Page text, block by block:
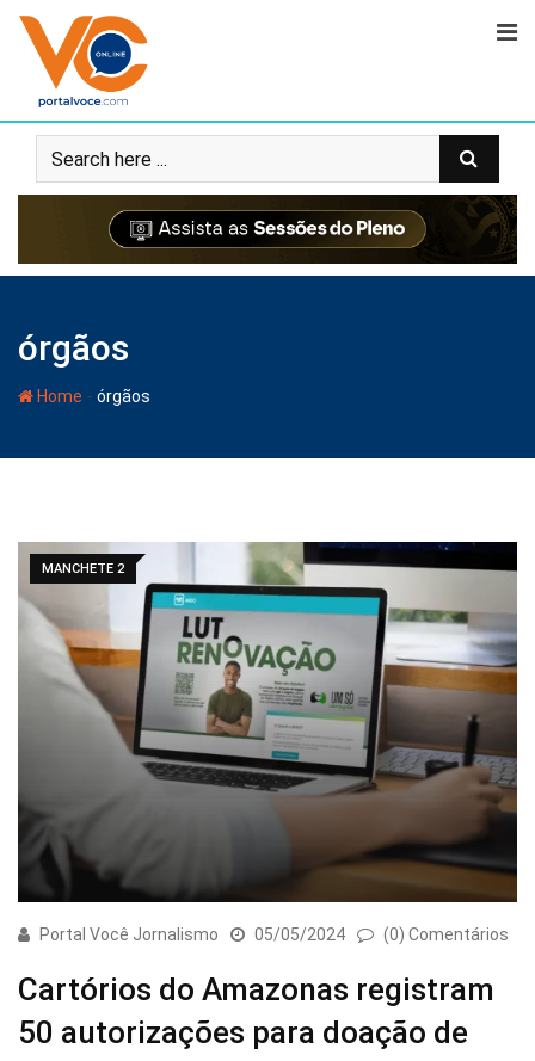
órgãos
Home - órgãos
MANCHETE 2
Portal Você Jornalismo 05/05/2024 (0) Comentários
Cartórios do Amazonas registram
50 autorizações para doação de